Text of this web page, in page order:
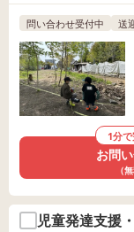
問い合わせ受付中 送
1分で
お問
（
児童発達支援